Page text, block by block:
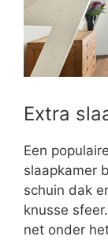
Extra
Een
slaapkamer
schuin dak
knusse
net onder